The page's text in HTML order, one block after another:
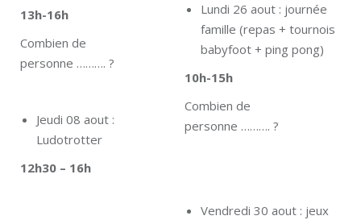
13h-16h
Combien de
personne ………. ?
Jeudi 08 aout :
Ludotrotter
12h30 – 16h
Lundi 26 aout : journée
famille (repas + tournois
babyfoot + ping pong)
10h-15h
Combien de
personne ………. ?
Vendredi 30 aout : jeux